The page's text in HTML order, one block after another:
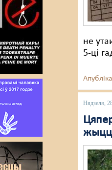
не
5-ці
Нядзеля,